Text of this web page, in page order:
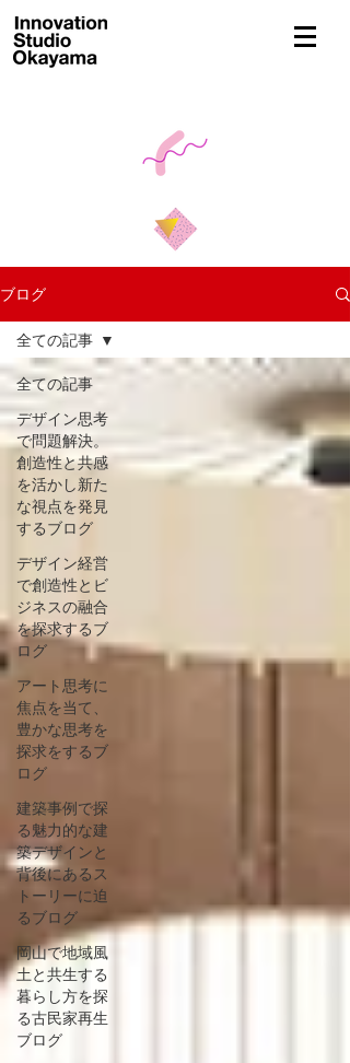
ブログ
全ての記事
デザイン思考
で問題解決。
創造性と共感
を活かし新た
な視点を発見
するブログ
デザイン経営
で創造性とビ
ジネスの融合
を探求するブ
ログ
アート思考に
焦点を当て、
豊かな思考を
探求をするブ
ログ
建築事例で探
る魅力的な建
築デザインと
背後にあるス
トーリーに迫
るブログ
岡山で地域風
土と共生する
暮らし方を探
る古民家再生
ブログ
全ての記事